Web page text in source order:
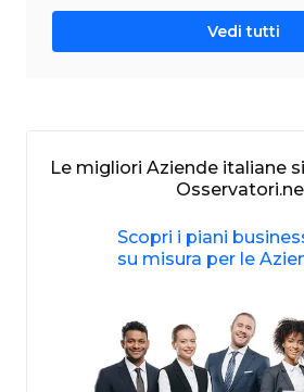
Vedi tutti
Le migliori Aziende italiane
Scopri i piani
su misura per le